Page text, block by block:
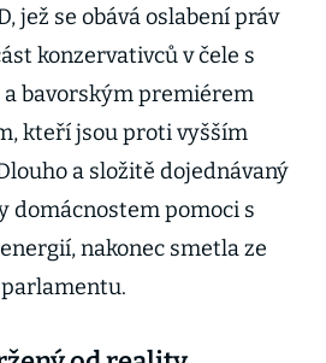
jež se obává oslabení práv
konzervativců v čele s
a bavorským premiérem
kteří jsou proti vyšším
a složitě dojednávaný
domácnostem pomoci s
nakonec smetla ze